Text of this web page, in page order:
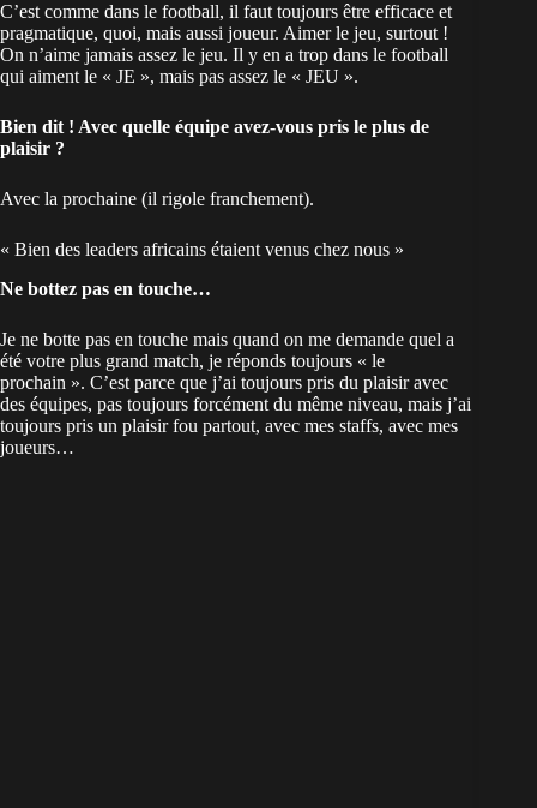
C’est comme dans le football, il faut toujours être efficace et
pragmatique, quoi, mais aussi joueur. Aimer le jeu, surtout !
On n’aime jamais assez le jeu. Il y en a trop dans le football
qui aiment le « JE », mais pas assez le « JEU ».
Bien dit ! Avec quelle équipe avez-vous pris le plus de
plaisir ?
Avec la prochaine (il rigole franchement).
« Bien des leaders africains étaient venus chez nous »
Ne bottez pas en touche…
Je ne botte pas en touche mais quand on me demande quel a
été votre plus grand match, je réponds toujours « le
prochain ». C’est parce que j’ai toujours pris du plaisir avec
des équipes, pas toujours forcément du même niveau, mais j’ai
toujours pris un plaisir fou partout, avec mes staffs, avec mes
joueurs…